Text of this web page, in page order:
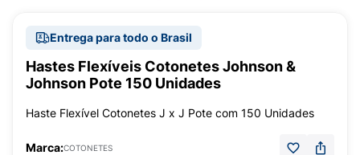
Entrega para todo o Brasil
Hastes Flexíveis Cotonetes Johnson &
Johnson Pote 150 Unidades
Haste Flexível Cotonetes J x J Pote com 150 Unidades
Marca:COTONETES